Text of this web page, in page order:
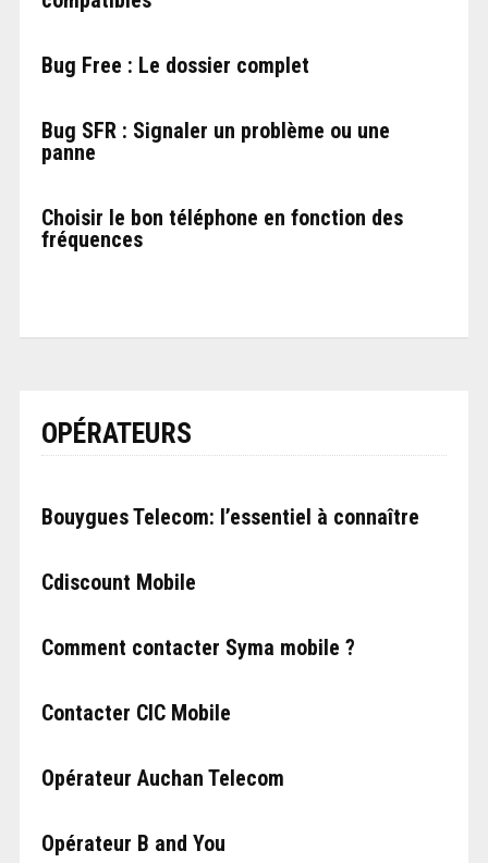
Bug Free : Le dossier complet
Bug SFR : Signaler un problème ou une
panne
Choisir le bon téléphone en fonction des
fréquences
OPÉRATEURS
Bouygues Telecom: l’essentiel à connaître
Cdiscount Mobile
Comment contacter Syma mobile ?
Contacter CIC Mobile
Opérateur Auchan Telecom
Opérateur B and You